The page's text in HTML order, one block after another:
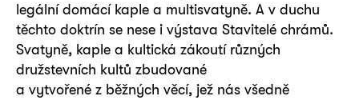
legální domácí kaple a multisvatyně. A v duchu
těchto doktrín se nese i výstava Stavitelé chrámů.
Svatyně, kaple a kultická zákoutí různých
družstevních kultů zbudované
a vytvořené z běžných věcí, jež nás všedně